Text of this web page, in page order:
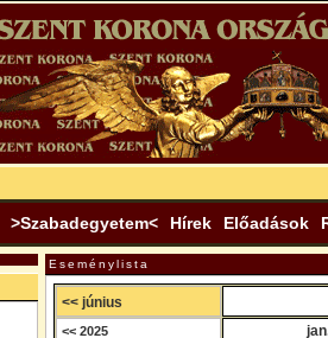
>Szabadegyetem< Hírek Előadások
Eseménylista
<< június
<< 2025